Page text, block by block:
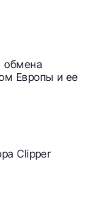
обмена
Европы и ее
Clipper